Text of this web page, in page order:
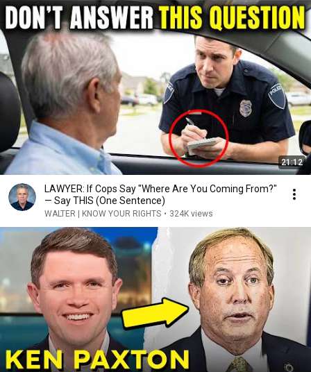
21:12
LAWYER: If Cops Say "Where Are You Coming From?"
— Say THIS (One Sentence)
WALTER | KNOW YOUR RIGHTS • 324K views